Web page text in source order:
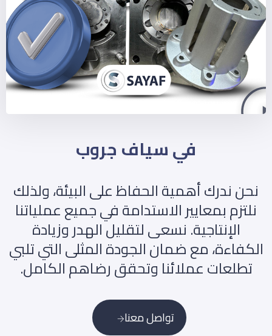
في سياف جروب
نحن ندرك أهمية الحفاظ على البيئة، ولذلك
نلتزم بمعايير الاستدامة في جميع عملياتنا
الإنتاجية. نسعى لتقليل الهدر وزيادة
الكفاءة، مع ضمان الجودة المثلى التي تلبي
تطلعات عملائنا وتحقق رضاهم الكامل.
تواصل معنا